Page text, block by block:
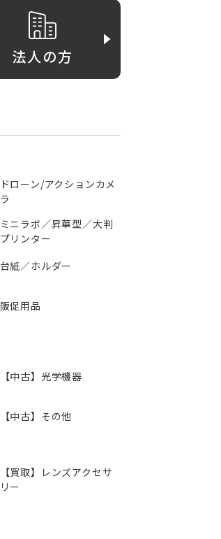
法人の方
ドローン/アクションカメ
ラ
ミニラボ／昇華型／大判
プリンター
台紙／ホルダー
販促用品
【中古】光学機器
【中古】その他
【買取】レンズアクセサ
リー